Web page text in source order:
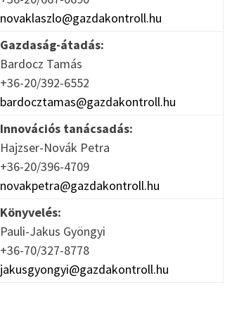
novaklaszlo@gazdakontroll.hu
Gazdaság-átadás:
Bardocz Tamás
+36-20/392-6552
bardocztamas@gazdakontroll.hu
Innovációs tanácsadás:
Hajzser-Novák Petra
+36-20/396-4709
novakpetra@gazdakontroll.hu
Könyvelés:
Pauli-Jakus Gyöngyi
+36-70/327-8778
jakusgyongyi@gazdakontroll.hu